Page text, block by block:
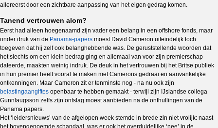
allereerst door een zichtbare aanpassing van het eigen gedrag komen.
Tanend vertrouwen alom?
Eerst had alleen hoegenaamd zijn vader een belang in een offshore fonds, maar
onder druk van de Panama-papers moest David Cameron uiteindelijk toch
toegeven dat hij zelf ook belanghebbende was. De geruststellende woorden dat
het slechts om een klein bedrag ging en allemaal van voor zijn premierschap
dateerde, maakten weinig indruk. De deuk in het vertrouwen bij het Britse publiek
in hun premier heeft vooral te maken met Camerons gedraai en aanvankelijke
ontkenningen. Maar Cameron zit er tenminste nog - na nu ook zijn
belastingaangiftes openbaar te hebben gemaakt - terwijl zijn IJslandse collega
Gunnlaugsson zelfs zijn ontslag moest aanbieden na de onthullingen van de
Panama papers.
Het ‘leidersnieuws’ van de afgelopen week stemde in brede zin niet vrolijk: naast
het bovengenoemde schandaal, was er ook het overduidelijke ‘nee’ in de